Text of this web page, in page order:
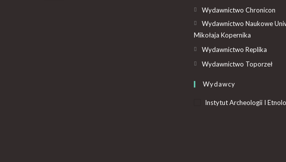
Wydawnictwo Chronicon
Wydawnictwo Naukowe
Mikołaja Kopernika
Wydawnictwo Replika
Wydawnictwo Toporzeł
Wydawcy
Instytut Archeologii I